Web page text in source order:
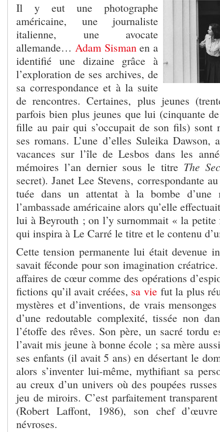
Il y eut une photographe
américaine, une journaliste
italienne, une avocate
allemande… Adam Sismanen a
identifié une dizaine grâce à
l’exploration de ses archives, de
sa correspondance et à la suite
de rencontres. Certaines, plus jeunes
parfois bien plus jeunes que lui (cinquante
fille au pair qui s’occupait de son fils) sont
ses romans. L’une d’elles Suleika
vacances sur l’île de Lesbos dans les
mémoires l’an dernier sous le titre The
secret). Janet Lee Stevens, correspondante
tuée dans un attentat à la bombe d’une
l’ambassade américaine alors qu’elle
lui à Beyrouth ; on l’y surnommait « la
qui inspira à Le Carré le titre et le contenu
Cette tension permanente lui était devenue
savait féconde pour son imagination
affaires de cœur comme des opérations
fictions qu’il avait créées, sa viefut la plus
mystères et d’inventions, de vrais
d’une redoutable complexité, tissée non
l’étoffe des rêves. Son père, un sacré tordu
l’avait mis jeune à bonne école ; sa mère
ses enfants (il avait 5 ans) en désertant le
alors s’inventer lui-même, mythifiant sa
au creux d’un univers où des poupées
jeu de miroirs. C’est parfaitement
(Robert Laffont, 1986), son chef
névroses.